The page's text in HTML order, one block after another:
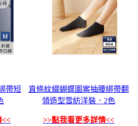
帶短
<<
直條紋綴蝴蝶圖案抽腰綁帶翻
領造型雪紡洋裝．2色
>>點我看更多詳情<<